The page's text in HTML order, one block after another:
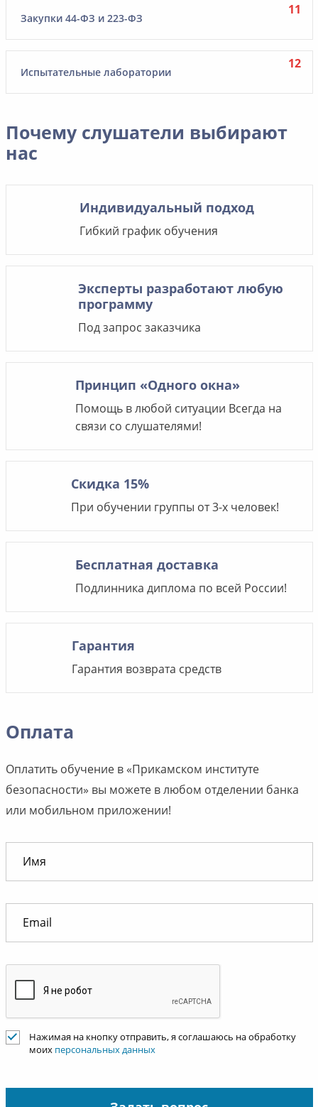
Закупки 44-ФЗ и 223-ФЗ
Испытательные лаборатории
Почему слушатели выбирают
нас
Индивидуальный подход
Гибкий график обучения
Эксперты разработают любую
программу
Под запрос заказчика
Принцип «Одного окна»
Помощь в любой ситуации Всегда на
связи со слушателями!
Скидка 15%
При обучении группы от 3-х человек!
Бесплатная доставка
Подлинника диплома по всей России!
Гарантия
Гарантия возврата средств
Оплата
Оплатить обучение в «Прикамском институте
безопасности» вы можете в любом отделении банка
или мобильном приложении!
Нажимая на кнопку отправить, я соглашаюсь на обработку
моих персональных данных